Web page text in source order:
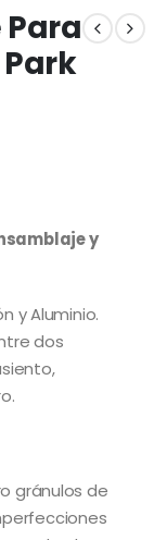
y
y Aluminio.
dos
gránulos de